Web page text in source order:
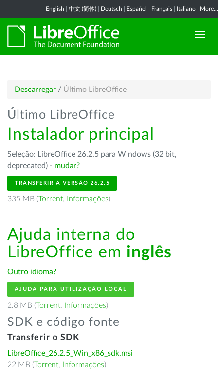
English 中文 (简体) Deutsch Español Français Italiano More...
Descarregar / Último LibreOffice
Último LibreOffice
Instalador principal
Seleção: LibreOffice 26.2.5 para Windows (32 bit,
deprecated) - mudar?
TRANSFERIR A VERSÃO 26.2.5
335 MB (Torrent, Informações)
Ajuda interna do
LibreOffice em inglês
Outro idioma?
AJUDA PARA UTILIZAÇÃO LOCAL
2.8 MB (Torrent, Informações)
SDK e código fonte
Transferir o SDK
LibreOffice_26.2.5_Win_x86_sdk.msi
22 MB (Torrent, Informações)